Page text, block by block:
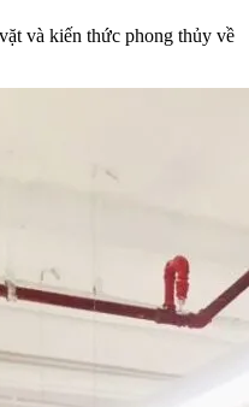
và kiến thức phong thủy về